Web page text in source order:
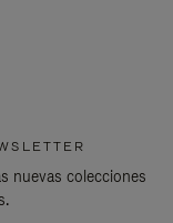
nuevas colecciones